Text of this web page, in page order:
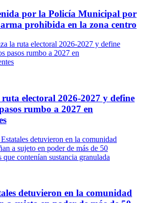
por la Policía Municipal por
prohibida en la zona centro
electoral 2026-2027 y define
rumbo a 2027 en
detuvieron en la comunidad